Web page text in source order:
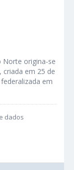
Norte origina-se
criada em 25 de
em
dados